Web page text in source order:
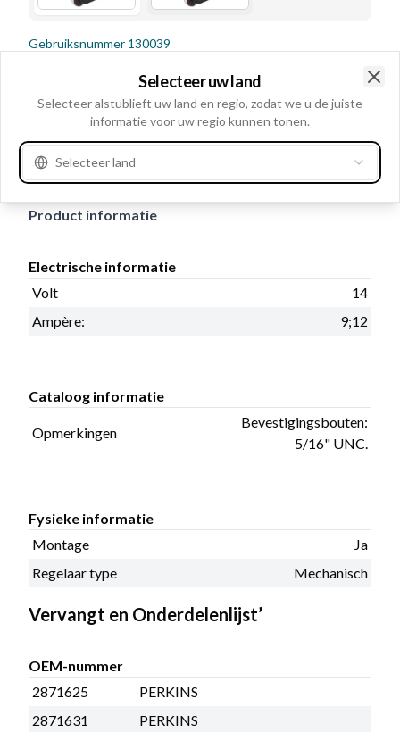
Gebruiksnummer 130039
Details en beschrijving
Volt 14, Ampère: 9;12, Montage Ja, Regelaar type
UNC.
Product informatie
Electrische informatie
Volt
14
Ampère:
9;12
Cataloog informatie
Opmerkingen
Bevestigingsbouten:
5/16" UNC.
Fysieke informatie
Montage
Ja
Regelaar type
Mechanisch
Vervangt en Onderdelenlijst’
OEM-nummer
2871625
PERKINS
2871631
PERKINS
Selecteer uw land
Selecteer alstublieft uw land en regio, zodat we u de juiste
informatie voor uw regio kunnen tonen.
Selecteer land